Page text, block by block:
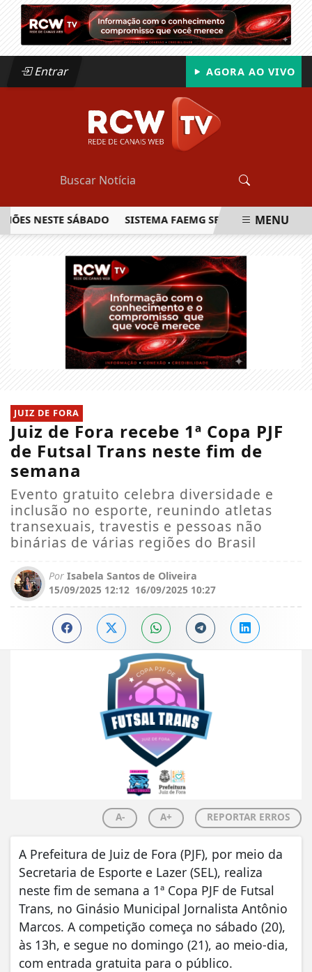
Entrar AGORA AO VIVO
NESTE SÁBADO SISTEMA FAEMG SENAR LANÇA OMENU
JUIZ DE FORA
Juiz de Fora recebe 1ª Copa PJF
de Futsal Trans neste fim de
semana
Evento gratuito celebra diversidade e
inclusão no esporte, reunindo atletas
transexuais, travestis e pessoas não
binárias de várias regiões do Brasil
Por Isabela Santos de Oliveira
15/09/2025 12:12 16/09/2025 10:27
A- A+ REPORTAR ERROS
A Prefeitura de Juiz de Fora (PJF), por meio da
Secretaria de Esporte e Lazer (SEL), realiza
neste fim de semana a 1ª Copa PJF de Futsal
Trans, no Ginásio Municipal Jornalista Antônio
Marcos. A competição começa no sábado (20),
às 13h, e segue no domingo (21), ao meio-dia,
com entrada gratuita para o público.